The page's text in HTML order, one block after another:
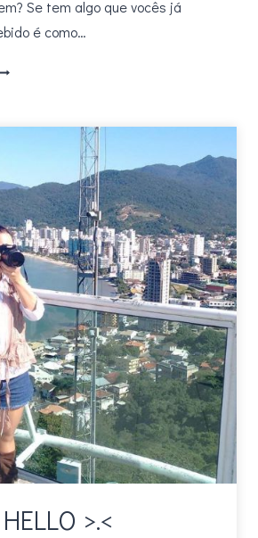
Se tem algo que vocês já
é como…
HELLO >.<